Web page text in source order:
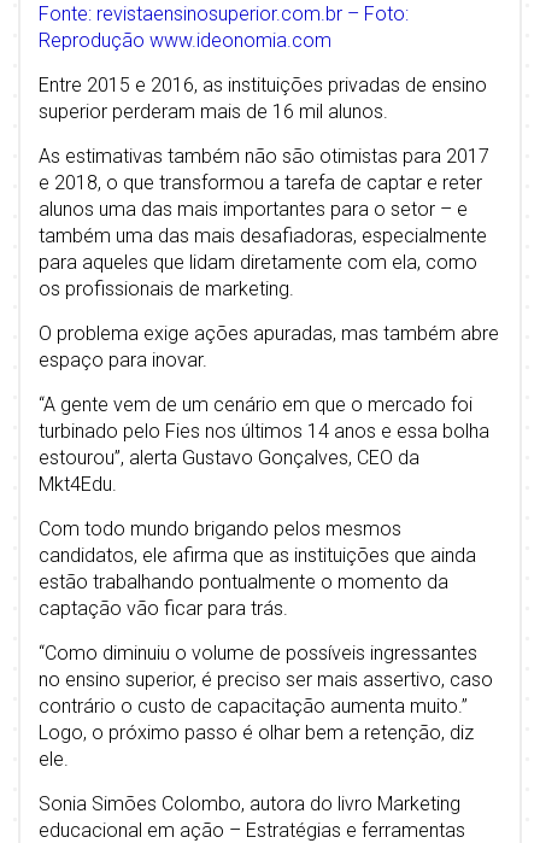
Fonte: revistaensinosuperior.com.br – Foto:
Reprodução www.ideonomia.com
Entre 2015 e 2016, as instituições privadas de ensino
superior perderam mais de 16 mil alunos.
As estimativas também não são otimistas para 2017
e 2018, o que transformou a tarefa de captar e reter
alunos uma das mais importantes para o setor – e
também uma das mais desafiadoras, especialmente
para aqueles que lidam diretamente com ela, como
os profissionais de marketing.
O problema exige ações apuradas, mas também abre
espaço para inovar.
“A gente vem de um cenário em que o mercado foi
turbinado pelo Fies nos últimos 14 anos e essa bolha
estourou”, alerta Gustavo Gonçalves, CEO da
Mkt4Edu.
Com todo mundo brigando pelos mesmos
candidatos, ele afirma que as instituições que ainda
estão trabalhando pontualmente o momento da
captação vão ficar para trás.
“Como diminuiu o volume de possíveis ingressantes
no ensino superior, é preciso ser mais assertivo, caso
contrário o custo de capacitação aumenta muito.”
Logo, o próximo passo é olhar bem a retenção, diz
ele.
Sonia Simões Colombo, autora do livro Marketing
educacional em ação – Estratégias e ferramentas